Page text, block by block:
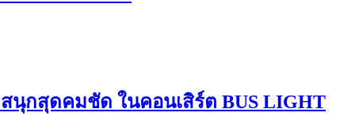
นุกสุดคมชัด ในคอนเสิร์ต BUS LIGHT